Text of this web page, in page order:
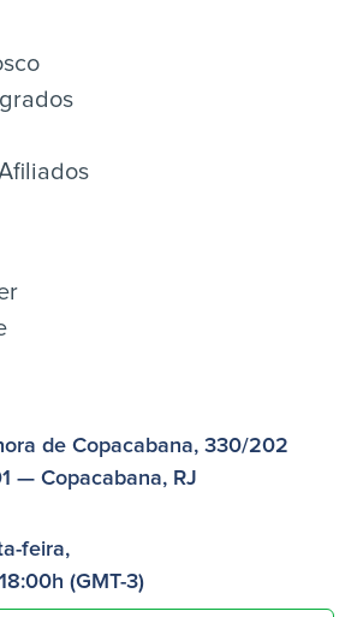
de Copacabana, 330/202
— Copacabana, RJ
feira,
(GMT-3)